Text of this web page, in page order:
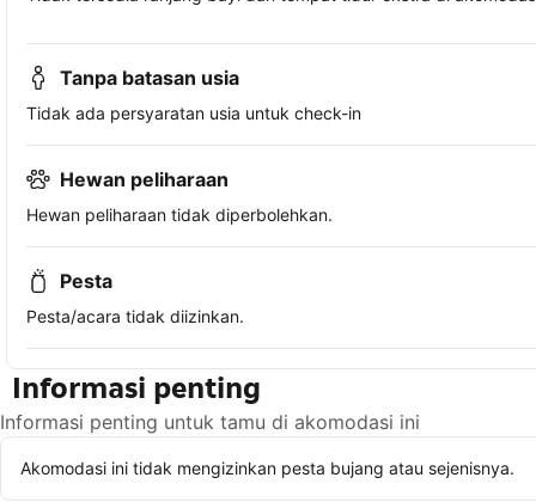
Tanpa batasan usia
Tidak ada persyaratan usia untuk check-in
Hewan peliharaan
Hewan peliharaan tidak diperbolehkan.
Pesta
Pesta/acara tidak diizinkan.
Informasi penting
Informasi penting untuk tamu di akomodasi ini
Akomodasi ini tidak mengizinkan pesta bujang atau sejenisnya.